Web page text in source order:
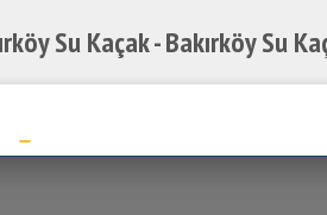
Su Kaçak - Bakırköy Su